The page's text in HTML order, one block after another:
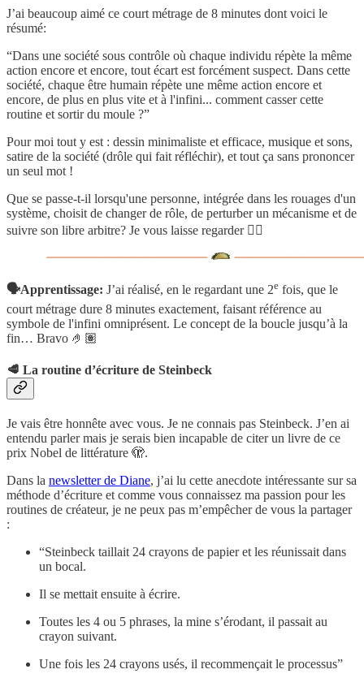
J’ai beaucoup aimé ce court métrage de 8 minutes dont voici le
résumé:
“Dans une société sous contrôle où chaque individu répète la même
action encore et encore, tout écart est forcément suspect. Dans cette
société, chaque être humain répète une même action encore et
encore, de plus en plus vite et à l'infini... comment casser cette
routine et sortir du moule ?”
Pour moi tout y est : dessin minimaliste et efficace, musique et sons,
satire de la société (drôle qui fait réfléchir), et tout ça sans prononcer
un seul mot !
Que se passe-t-il lorsqu'une personne, intégrée dans les rouages d'un
système, choisit de changer de rôle, de perturber un mécanisme et de
suivre son libre arbitre? Je vous laisse regarder 👇🏽
🗣️Apprentissage: J’ai réalisé, en le regardant une 2e fois, que le
court métrage dure 8 minutes exactement, faisant référence au
symbole de l'infini omniprésent. Le concept de la boucle jusqu’à la
fin… Bravo 🤌🏽
🥩 La routine d’écriture de Steinbeck
Je vais être honnête avec vous. Je ne connais pas Steinbeck. J’en ai
entendu parler mais je serais bien incapable de citer un livre de ce
prix Nobel de littérature 🫣.
Dans la newsletter de Diane, j’ai lu cette anecdote intéressante sur sa
méthode d’écriture et comme vous connaissez ma passion pour les
routines de créateur, je ne peux pas m’empêcher de vous la partager
:
“Steinbeck taillait 24 crayons de papier et les réunissait dans
un bocal.
Il se mettait ensuite à écrire.
Toutes les 4 ou 5 phrases, la mine s’érodant, il passait au
crayon suivant.
Une fois les 24 crayons usés, il recommençait le processus”